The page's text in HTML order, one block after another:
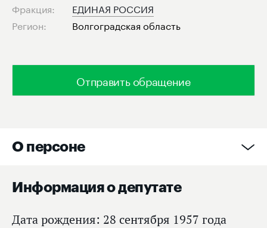
Отправить обращение
Фракция:
ЕДИНАЯ РОССИЯ
Регион:
Волгоградская область
О персоне
Информация о депутате
Дата рождения: 28 сентября 1957 года